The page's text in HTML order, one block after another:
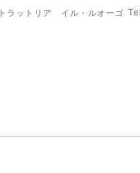
トラットリア イル・ルオーゴ